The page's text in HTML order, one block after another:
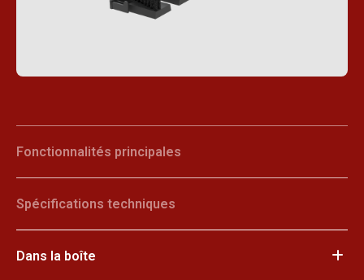
Fonctionnalités principales
Spécifications techniques
Dans la boîte